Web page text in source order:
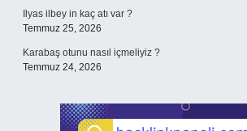
Ilyas ilbey in kaç atı var ?
Temmuz 25, 2026
Karabaş otunu nasıl içmeliyiz ?
Temmuz 24, 2026